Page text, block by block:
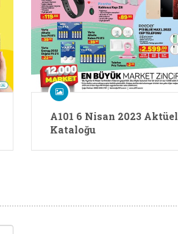
A101 6 Nisan 2023 Aktüel
Kataloğu